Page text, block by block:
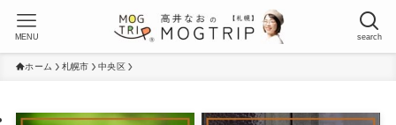
search
MENU
ホーム 札幌市 中央区